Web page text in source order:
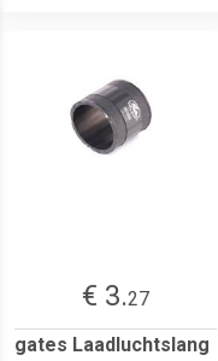
€ 3.27
gates Laadluchtslang